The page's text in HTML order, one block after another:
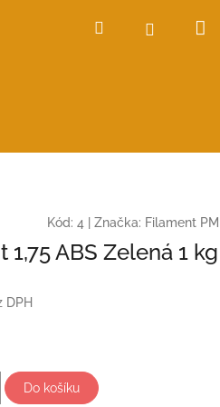
Hledat Přihlášení
Kód: 4 Značka: Filament PM
1,75 ABS Zelená 1 kg
DPH
Do košíku